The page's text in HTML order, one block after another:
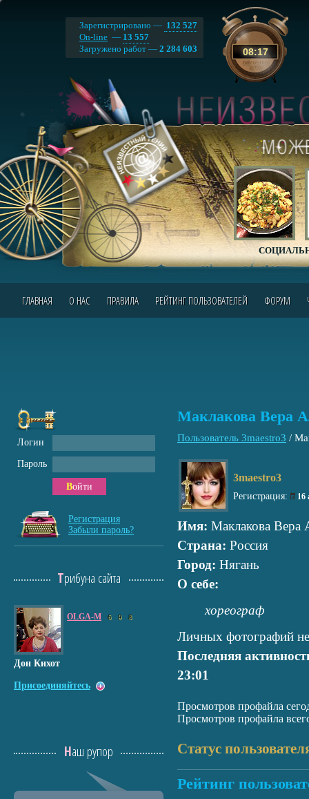
08:17
Зарегистрировано — 132 527
On-line — 13 557
Загружено работ — 2 284 603
ГЛАВНАЯ О НАС ПРАВИЛА РЕЙТИНГ ПОЛЬЗОВАТЕЛЕЙ ФОРУМ
Маклакова Вера
Пользователь 3maestro3 /
3maestro3
Регистрация: 16
Имя: Маклакова Вера
Страна: Россия
Город: Нягань
О себе:
хореограф
Личных фотографий
Последняя
23:01
Просмотров профайла
Просмотров профайла
Статус
Рейтинг
Логин
Пароль
Войти
Регистрация
Забыли пароль?
Трибуна сайта
OLGA-M 6 9 8
Дон Кихот
Присоединяйтесь
Наш рупор